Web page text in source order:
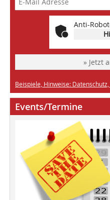
Anti-
» Jetzt
Beispiele, Hinweise:
Events/Termine